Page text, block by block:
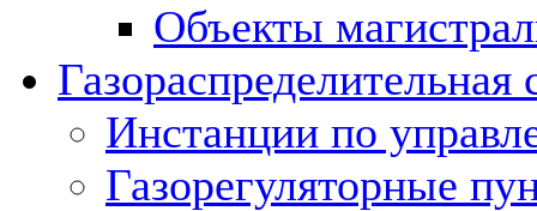
Объекты
Газораспределительная
Инстанции по
Газорегуляторные